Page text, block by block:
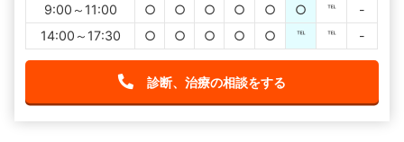
9:00～11:00
○ ○ ○ ○ ○ ○ ℡
-
14:00～17:30
○ ○ ○ ○ ○ ℡ ℡ -
診断、治療の相談をする